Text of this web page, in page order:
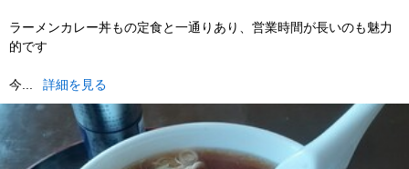
ラーメンカレー丼もの定食と一通りあり、営業時間が長いのも魅力
的です
今... 詳細を見る